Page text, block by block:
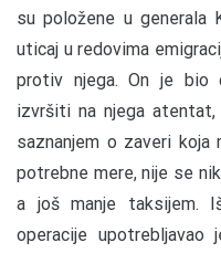
su položene u generala
uticaj u redovima
protiv njega. On je bio
izvršiti na njega
saznanjem o zaveri
potrebne mere, nije se
a još manje taksijem.
operacije upotrebljavao